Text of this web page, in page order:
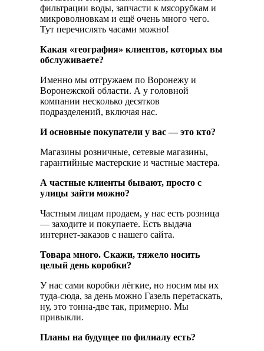
фильтрации воды, запчасти к мясорубкам и
микроволновкам и ещё очень много чего.
Тут перечислять часами можно!
Какая «география» клиентов, которых вы
обслуживаете?
Именно мы отгружаем по Воронежу и
Воронежской области. А у головной
компании несколько десятков
подразделений, включая нас.
И основные покупатели у вас — это кто?
Магазины розничные, сетевые магазины,
гарантийные мастерские и частные мастера.
А частные клиенты бывают, просто с
улицы зайти можно?
Частным лицам продаем, у нас есть розница
— заходите и покупаете. Есть выдача
интернет-заказов с нашего сайта.
Товара много. Скажи, тяжело носить
целый день коробки?
У нас сами коробки лёгкие, но носим мы их
туда-сюда, за день можно Газель перетаскать,
ну, это тонна-две так, примерно. Мы
привыкли.
Планы на будущее по филиалу есть?